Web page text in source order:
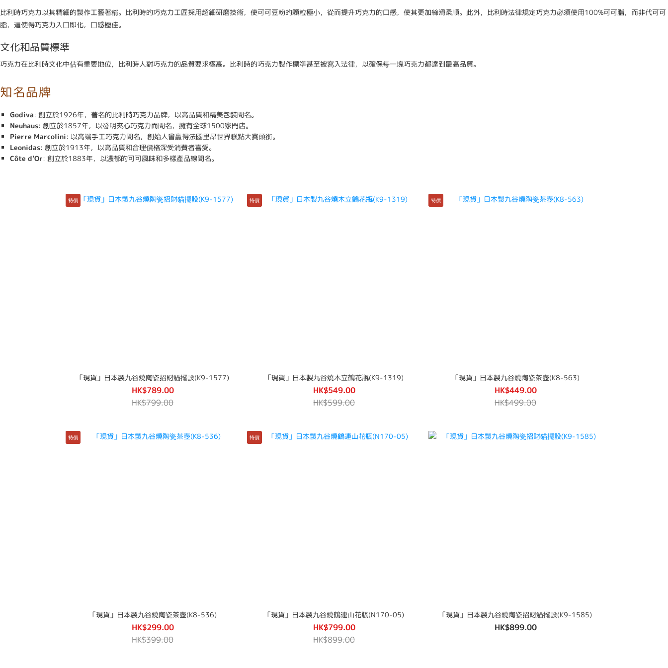
比利時巧克力以其精細的製作工藝著稱。比利時的巧克力工匠採用超細研磨技術，使可可豆粉的顆粒極小，從而提升巧克力的口感，使其更加絲滑柔順。此外，比利時法律規定巧克力必須使用100%可可脂，而非代可可
脂，這使得巧克力入口即化，口感極佳。
文化和品質標準
巧克力在比利時文化中佔有重要地位，比利時人對巧克力的品質要求極高。比利時的巧克力製作標準甚至被寫入法律，以確保每一塊巧克力都達到最高品質。
知名品牌
Godiva: 創立於1926年，著名的比利時巧克力品牌，以高品質和精美包裝聞名。
Neuhaus: 創立於1857年，以發明夾心巧克力而聞名，擁有全球1500家門店。
Pierre Marcolini: 以高端手工巧克力聞名，創始人曾贏得法國里昂世界糕點大賽頭銜。
Leonidas: 創立於1913年，以高品質和合理價格深受消費者喜愛。
Côte d'Or: 創立於1883年，以濃郁的可可風味和多樣產品線聞名。
特價
「現貨」日本製九谷燒陶瓷招財貓擺設(K9-1577)
HK$789.00
HK$799.00
特價
「現貨」日本製九谷燒木立鶴花瓶(K9-1319)
HK$549.00
HK$599.00
特價
「現貨」日本製九谷燒陶瓷茶壺(K8-563)
HK$449.00
HK$499.00
特價
「現貨」日本製九谷燒陶瓷茶壺(K8-536)
HK$299.00
HK$399.00
特價
「現貨」日本製九谷燒鶴連山花瓶(N170-05)
HK$799.00
HK$899.00
「現貨」日本製九谷燒陶瓷招財貓擺設(K9-1585)
HK$899.00